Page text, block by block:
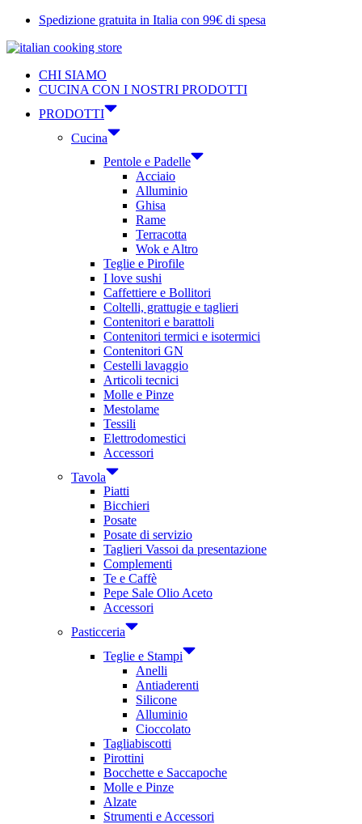
contenuto
Spedizione gratuita in Italia con 99€ di spesa
CHI SIAMO
CUCINA CON I NOSTRI PRODOTTI
PRODOTTI
Cucina
Pentole e Padelle
Acciaio
Alluminio
Ghisa
Rame
Terracotta
Wok e Altro
Teglie e Pirofile
I love sushi
Caffettiere e Bollitori
Coltelli, grattugie e taglieri
Contenitori e barattoli
Contenitori termici e isotermici
Contenitori GN
Cestelli lavaggio
Articoli tecnici
Molle e Pinze
Mestolame
Tessili
Elettrodomestici
Accessori
Tavola
Piatti
Bicchieri
Posate
Posate di servizio
Taglieri Vassoi da presentazione
Complementi
Te e Caffè
Pepe Sale Olio Aceto
Accessori
Pasticceria
Teglie e Stampi
Anelli
Antiaderenti
Silicone
Alluminio
Cioccolato
Tagliabiscotti
Pirottini
Bocchette e Saccapoche
Molle e Pinze
Alzate
Strumenti e Accessori